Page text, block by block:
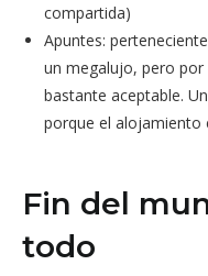
compartida)
Apuntes:
un megalujo, pero
bastante aceptable.
porque el alojamiento
Fin del
todo